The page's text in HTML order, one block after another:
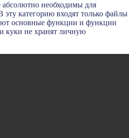
необходимы для
эту категорию входят только файлы
основные функции и функции
куки не хранят личную